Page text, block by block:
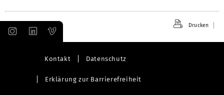
Drucken
Kontakt Datenschutz
Erklärung zur Barrierefreiheit